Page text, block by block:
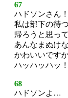
67
ハドソンさん
私は部下の待
帰ろうと思っ
あんなまぬけ
かわいいです
ハッハッハッ
68
ハドソンよ…